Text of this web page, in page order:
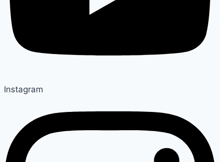
Instagram